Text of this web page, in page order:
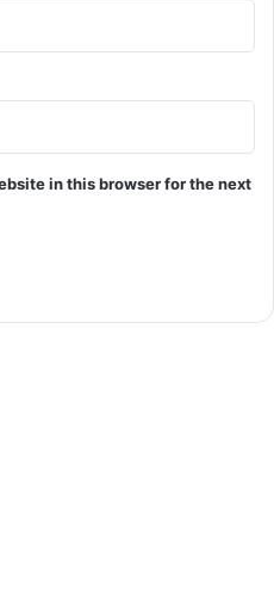
in this browser for the next